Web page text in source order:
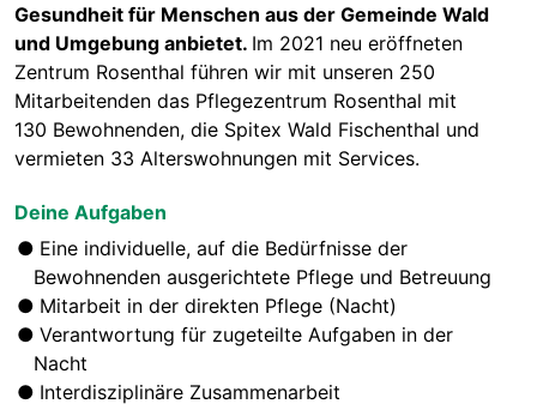
Gesundheit für Menschen aus der Gemeinde Wald
und Umgebung anbietet. Im 2021 neu eröffneten
Zentrum Rosenthal führen wir mit unseren 250
Mitarbeitenden das Pflegezentrum Rosenthal mit
130 Bewohnenden, die Spitex Wald Fischenthal und
vermieten 33 Alterswohnungen mit Services.
Deine Aufgaben
Eine individuelle, auf die Bedürfnisse der
Bewohnenden ausgerichtete Pflege und Betreuung
Mitarbeit in der direkten Pflege (Nacht)
Verantwortung für zugeteilte Aufgaben in der
Nacht
Interdisziplinäre Zusammenarbeit